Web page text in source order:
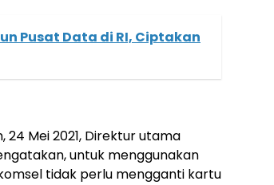
Pusat Data di RI, Ciptakan
Mei 2021, Direktur utama
untuk menggunakan
tidak perlu mengganti kartu